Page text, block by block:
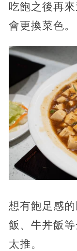
吃飽之後再
會更換菜色。
想有飽足感
飯、牛丼飯
太推。